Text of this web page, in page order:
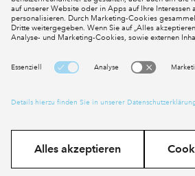
Social Media
Cookies
Datenschutz